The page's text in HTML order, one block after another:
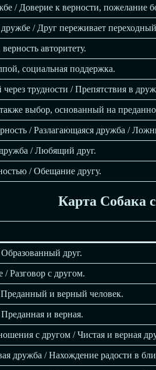
/ Доверие к верности, пожелание
/ Друг переживает
авторитету.
социальная поддержка.
трудности / Препятствия в
выбор, основанный на
/ Разлагающаяся дружба /
/ Любящий друг.
/ Обещание другу.
Карта Собака
друг.
Разговор с другом.
и верный человек.
и верная.
с другом / Чистая и верная
дружба / Нахождение радости в